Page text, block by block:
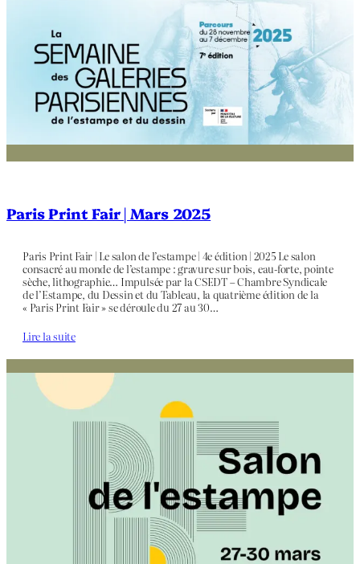
Paris Print Fair | Mars 2025
Paris Print Fair | Le salon de l’estampe | 4e édition | 2025 Le salon
consacré au monde de l’estampe : gravure sur bois, eau-forte, pointe
sèche, lithographie… Impulsée par la CSEDT – Chambre Syndicale
de l’Estampe, du Dessin et du Tableau, la quatrième édition de la
« Paris Print Fair » se déroule du 27 au 30…
Lire la suite